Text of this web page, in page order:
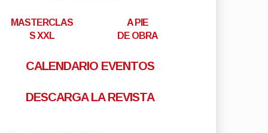
MASTERCLAS
S XXL
A PIE
DE OBRA
CALENDARIO EVENTOS
DESCARGA LA REVISTA